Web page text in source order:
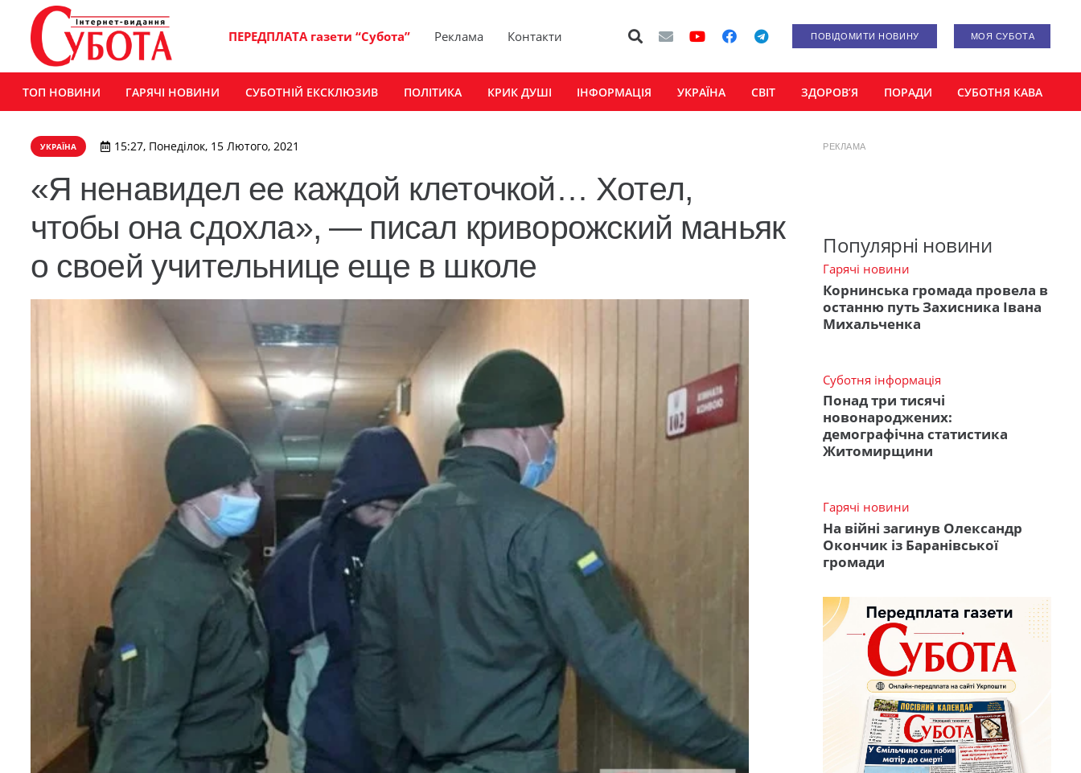
ПЕРЕДПЛАТА газети “Субота” Реклама Контакти ПОВІДОМИТИ НОВИНУ МОЯ СУБОТА
ТОП НОВИНИ ГАРЯЧІ НОВИНИ СУБОТНІЙ ЕКСКЛЮЗИВ ПОЛІТИКА КРИК ДУШІ ІНФОРМАЦІЯ УКРАЇНА СВІТ ЗДОРОВ’Я ПОРАДИ СУБОТНЯ КАВА
УКРАЇНА 15:27, Понеділок, 15 Лютого, 2021
«Я ненавидел ее каждой клеточкой… Хотел,
чтобы она сдохла», — писал криворожский маньяк
о своей учительнице еще в школе
РЕКЛАМА
Популярні новини
Гарячі новини
Корнинська громада провела в
останню путь Захисника Івана
Михальченка
Суботня інформація
Понад три тисячі
новонароджених:
демографічна статистика
Житомирщини
Гарячі новини
На війні загинув Олександр
Окончик із Баранівської
громади